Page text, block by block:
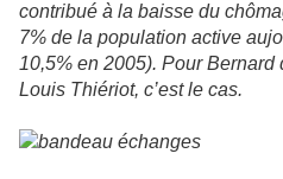
contribué à la baisse du
7% de la population active
10,5% en 2005). Pour Bernard
Louis Thiériot, c’est le cas.